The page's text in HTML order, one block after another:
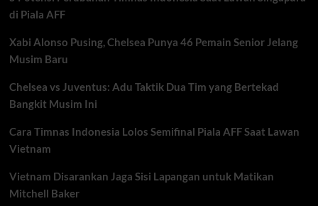
di Piala AFF
Xabi Alonso Pusing, Chelsea Punya 46 Pemain Senior Jelang
Musim Baru
Chelsea vs Juventus: Adu Taktik Dua Tim yang Bertekad
Bangkit Musim Ini
Cara Timnas Indonesia Lolos Semifinal Piala AFF Saat Lawan
Vietnam
Vietnam Disarankan Jaga Sisi Lapangan untuk Matikan
Mitchell Baker